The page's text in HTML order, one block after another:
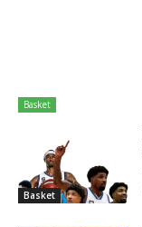
Basket
Basket